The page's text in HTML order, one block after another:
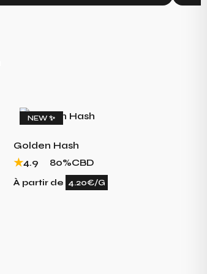
NEW ✨
Golden Hash
4.9
80%CBD
À partir de 4.20€/G